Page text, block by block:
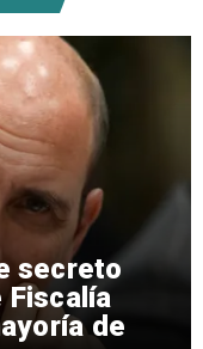
secreto
Fiscalía
de